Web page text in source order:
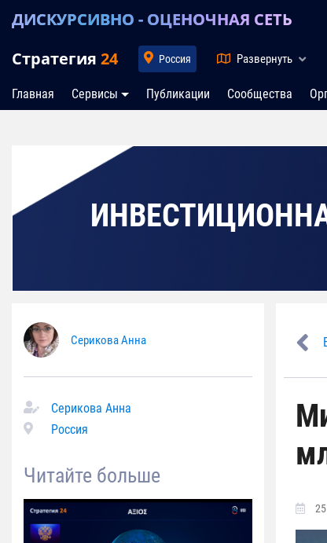
ДИСКУРСИВНО - ОЦЕНОЧНАЯ СЕТЬ
Стратегия 24 Россия Развернуть
Главная Сервисы Публикации Сообщества
Серикова Анна
Серикова Анна
Россия
Читайте больше